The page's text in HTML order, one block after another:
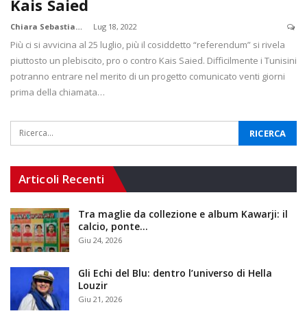
Kais Saied
Chiara Sebastiani Lug 18, 2022
Più ci si avvicina al 25 luglio, più il cosiddetto “referendum” si rivela
piuttosto un plebiscito, pro o contro Kais Saied. Difficilmente i Tunisini
potranno entrare nel merito di un progetto comunicato venti giorni
prima della chiamata…
Articoli Recenti
Tra maglie da collezione e album Kawarji: il
calcio, ponte…
Giu 24, 2026
Gli Echi del Blu: dentro l’universo di Hella
Louzir
Giu 21, 2026